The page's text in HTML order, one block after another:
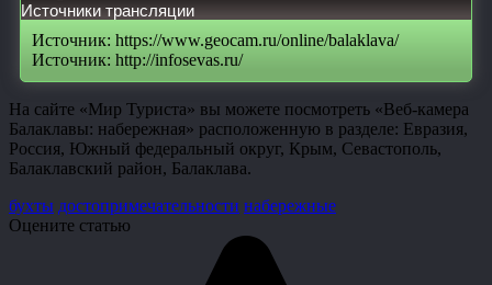
Источники трансляции
Источник: https://www.geocam.ru/online/balaklava/
Источник: http://infosevas.ru/
На сайте «Мир Туриста» вы можете посмотреть «Веб-камера
Балаклавы: набережная» расположенную в разделе: Евразия,
Россия, Южный федеральный округ, Крым, Севастополь,
Балаклавский район, Балаклава.
бухты достопримечательности набережные
Оцените статью